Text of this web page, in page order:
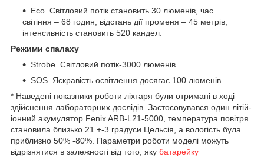
Eco. Світловий потік становить 30 люменів, час
світіння – 68 годин, відстань дії променя – 45 метрів,
інтенсивність становить 520 кандел.
Режими спалаху
Strobe. Світловий потік-3000 люменів.
SOS. Яскравість освітлення досягає 100 люменів.
* Наведені показники роботи ліхтаря були отримані в ході
здійснення лабораторних дослідів. Застосовувався один літій-
іонний акумулятор Fenix ARB-L21-5000, температура повітря
становила близько 21 +-3 градуси Цельсія, а вологість була
приблизно 50% -80%. Параметри роботи моделі можуть
відрізнятися в залежності від того, яку батарейку